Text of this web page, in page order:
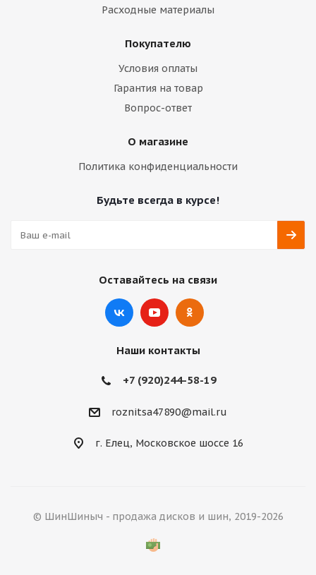
Расходные материалы
Покупателю
Условия оплаты
Гарантия на товар
Вопрос-ответ
О магазине
Политика конфиденциальности
Будьте всегда в курсе!
Оставайтесь на связи
Наши контакты
+7 (920)244-58-19
roznitsa47890@mail.ru
г. Елец, Московское шоссе 16
© ШинШиныч - продажа дисков и шин, 2019-2026